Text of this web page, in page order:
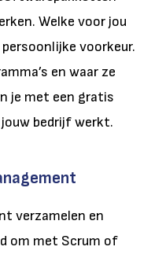
Welke voor jou
voorkeur.
en waar ze
je met een gratis
bedrijf werkt.
verzamelen en
om met Scrum of